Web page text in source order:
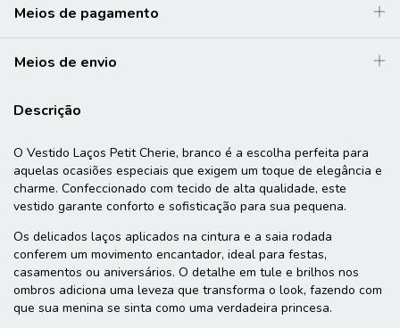
Meios de pagamento
Meios de envio
Descrição
O Vestido Laços Petit Cherie, branco é a escolha perfeita para
aquelas ocasiões especiais que exigem um toque de elegância e
charme. Confeccionado com tecido de alta qualidade, este
vestido garante conforto e sofisticação para sua pequena.
Os delicados laços aplicados na cintura e a saia rodada
conferem um movimento encantador, ideal para festas,
casamentos ou aniversários. O detalhe em tule e brilhos nos
ombros adiciona uma leveza que transforma o look, fazendo com
que sua menina se sinta como uma verdadeira princesa.